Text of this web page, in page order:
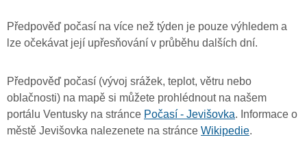
Předpověď počasí na více než týden je pouze výhledem a
lze očekávat její upřesňování v průběhu dalších dní.
Předpověď počasí (vývoj srážek, teplot, větru nebo
oblačnosti) na mapě si můžete prohlédnout na našem
portálu Ventusky na stránce Počasí - Jevišovka. Informace o
městě Jevišovka nalezenete na stránce Wikipedie.